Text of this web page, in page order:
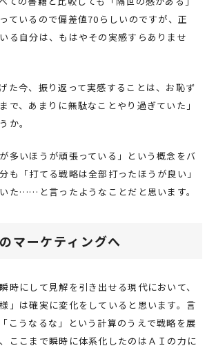
ているので偏差値70らしいのですが、正
る自分は、もはやその実感すらありませ
た今、振り返って実感することは、お恥ず
で、あまりに無駄なことやり過ぎていた」
か。
多いほうが頑張っている」という概念をバ
も「打てる戦略は全部打ったほうが良い」
た……と言ったようなことだと思います。
マーケティングへ
時にして見解を引き出せる現代において、
」は確実に変化をしていると思います。言
こうなるな」という計算のうえで戦略を展
ここまで瞬時に体系化したのはＡＩの力に